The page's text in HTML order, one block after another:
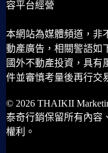
容平台經營
本網站為媒體頻道，非
動產廣告，相關警語如
國外不動產投資，具有
件並審慎考量後再行交
© 2026 THAIKII
泰奇行銷保留所有內容
權利。